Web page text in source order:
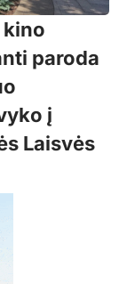
kino
paroda
į
Laisvės